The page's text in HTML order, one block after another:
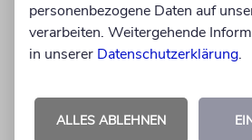
Michael Douglas
Ehrenbotschafter
personenbezogene Daten auf
verarbeiten. Weitergehende
in unserer Datenschutzerklärung.
ALLES ABLEHNEN